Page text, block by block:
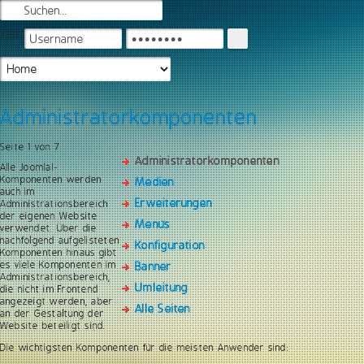
Login
Administratorkomponenten
Administratorkomponenten
Medien
Erweiterungen
Menüs
Konfiguration
Banner
Umleitung
Alle Seiten
Seite 1 von 7
Alle Joomla!-
Komponenten werden
auch im
Administrationsbereich
der eigenen Website
verwendet. Über die
nachfolgend aufgelisteten
Komponenten hinaus gibt
es viele Komponenten im
Administrationsbereich,
die nicht im Frontend
angezeigt werden, aber
an der Gestaltung der
Website beteiligt sind.
Die wichtigsten Komponenten für die meisten Anwender sind: